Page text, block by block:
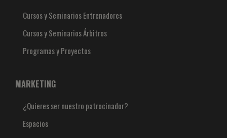
Cursos y Seminarios Entrenadores
Cursos y Seminarios Árbitros
Programas y Proyectos
MARKETING
¿Quieres ser nuestro patrocinador?
Espacios